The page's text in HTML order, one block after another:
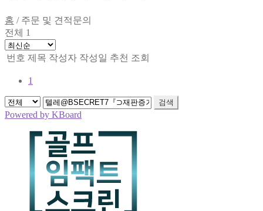
홈 / 주문 및 견적문의
전체 1
번호 제목 작성자 작성일 추천 조회
1
검색
Powered by KBoard